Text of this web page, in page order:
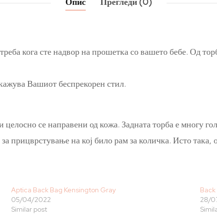
кога сте надвор на прошетка со вашето бебе. Од
Вашиот беспрекорен стил.
се направени од кожа. Задната торба е многу
на кој било рам за количка. Исто така,
Aptica Back Bag Kensington Gray
05/04/2022
Similar post
28/